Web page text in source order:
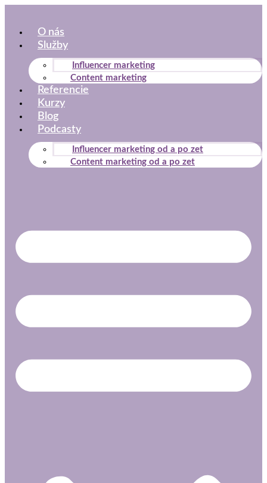
obsah
O nás
Služby
Influencer marketing
Content marketing
Referencie
Kurzy
Blog
Podcasty
Influencer marketing od a po zet
Content marketing od a po zet